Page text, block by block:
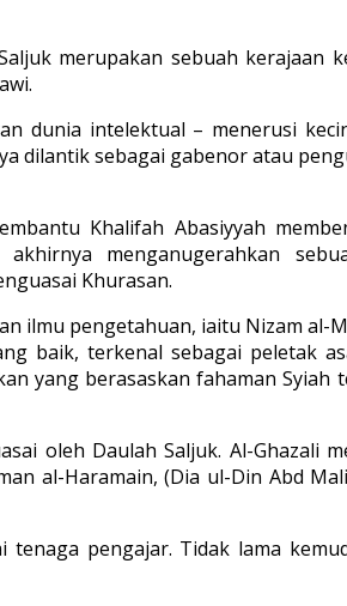
merupakan sebuah kerajaan
dunia intelektual – menerusi
dilantik sebagai gabenor atau
Khalifah Abasiyyah
menganugerahkan
Khurasan.
ilmu pengetahuan, iaitu Nizam al-
baik, terkenal sebagai peletak
yang berasaskan fahaman
oleh Daulah Saljuk. Al-Ghazali
al-Haramain, (Dia ul-Din Abd
tenaga pengajar. Tidak lama